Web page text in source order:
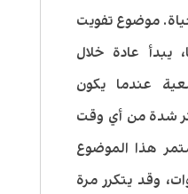
موضوع تفويت
يبدأ عادة خلال
عندما يكون
شدة من أي وقت
هذا الموضوع
وقد يتكرر مرة